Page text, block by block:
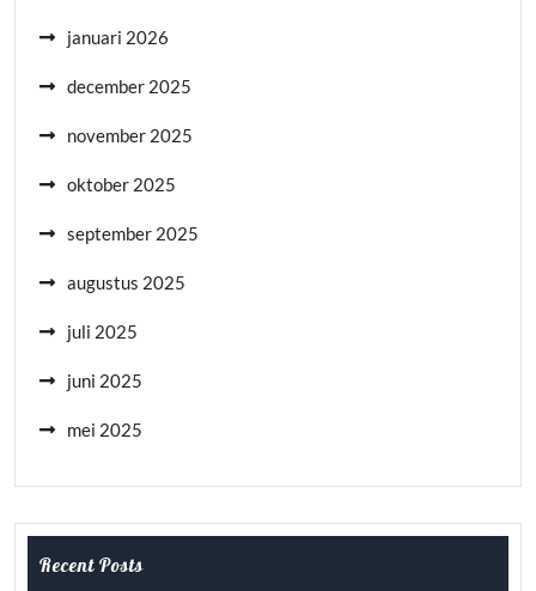
januari 2026
december 2025
november 2025
oktober 2025
september 2025
augustus 2025
juli 2025
juni 2025
mei 2025
Recent Posts